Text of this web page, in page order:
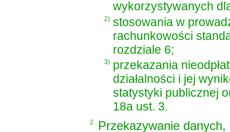
wykorzystywanych
2) stosowania w
rachunkowości
rozdziale 6;
3) przekazania
działalności i jej
statystyki publicznej
18a ust. 3.
2. Przekazywanie